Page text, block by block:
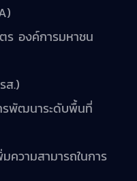
ร องค์การมหาชน
ส.)
รพัฒนาระดับพื้นที่
ความสามารถในการ